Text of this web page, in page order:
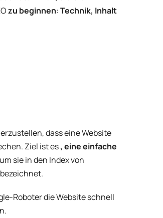
zu beginnen:Technik, Inhalt
dass eine Website
Ziel ist es, eine einfache
sie in den Index von
Roboter die Website schnell